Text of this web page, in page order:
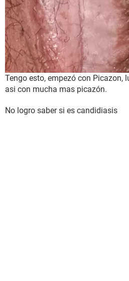
Tengo esto, empezó con Picazon,
asi con mucha mas picazón.
No logro saber si es candidiasis